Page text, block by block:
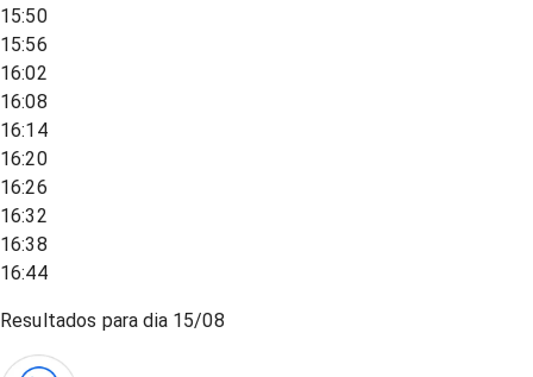
15:50
15:56
16:02
16:08
16:14
16:20
16:26
16:32
16:38
16:44
Resultados para dia 15/08